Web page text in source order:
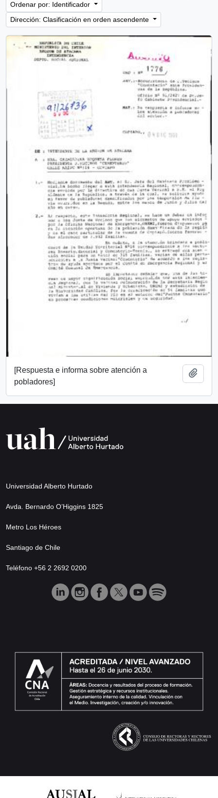
Ordenar por: Identificador
Dirección: Clasificación en orden ascendente
[Respuesta e informa sobre atención a
pobladores]
Universidad Alberto Hurtado
Avda. Bernardo O’Higgins 1825
Metro Los Héroes
Santiago de Chile
Teléfono +56 2 2692 0200